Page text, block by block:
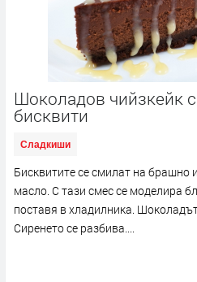
Шоколадов чийзкейк
бисквити
Сладкиши
Бисквитите се смилат на брашно
масло. С тази смес се моделира
поставя в хладилника.
Сиренето се разбива....